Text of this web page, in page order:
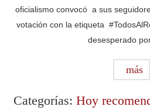
oficialismo convocó a sus
votación con la etiqueta
desesperado
más
Categorías: Hoy